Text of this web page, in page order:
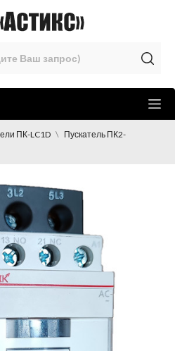
ПК-LC1D
Пускатель ПК2-